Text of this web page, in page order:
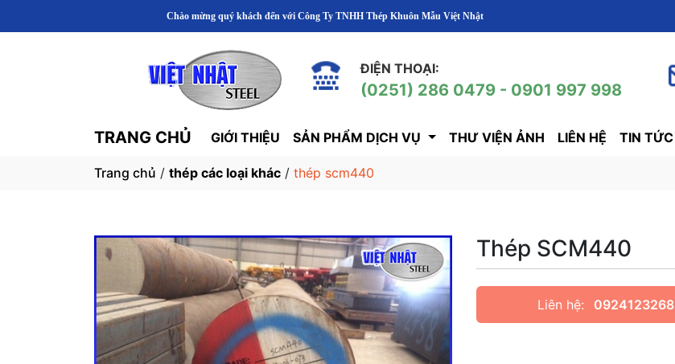
Chào mừng quý khách đến với Công Ty TNHH Thép Khuôn Mẫu Việt Nhật
ĐIỆN THOẠI:
(0251) 286 0479 - 0901 997 998
TRANG CHỦ GIỚI THIỆU SẢN PHẨM DỊCH VỤ THƯ VIỆN ẢNH LIÊN HỆ TIN TỨC
Trang chủ / thép các loại khác / thép scm440
Thép SCM440
Liên hệ: 0924123268